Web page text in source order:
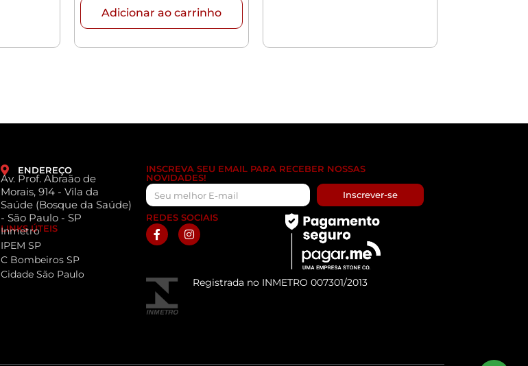
Adicionar ao carrinho
ENDEREÇO
Av. Prof. Abraão de
Morais, 914 - Vila da
Saúde (Bosque da Saúde)
- São Paulo - SP
LINKS ÚTEIS
Inmetro
IPEM SP
C Bombeiros SP
Cidade São Paulo
INSCREVA SEU EMAIL PARA RECEBER NOSSAS
NOVIDADES!
Inscrever-se
REDES SOCIAIS
Registrada no INMETRO 007301/2013